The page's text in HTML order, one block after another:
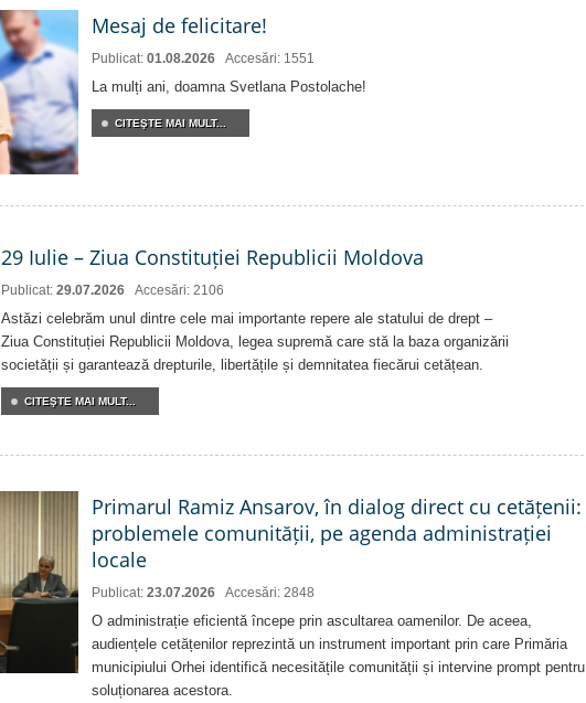
Mesaj de felicitare!
Publicat: 01.08.2026 Accesări: 1551
La mulți ani, doamna Svetlana Postolache!
CITEŞTE MAI MULT...
29 Iulie – Ziua Constituției Republicii Moldova
Publicat: 29.07.2026 Accesări: 2106
Astăzi celebrăm unul dintre cele mai importante repere ale statului de drept –
Ziua Constituției Republicii Moldova, legea supremă care stă la baza organizării
societății și garantează drepturile, libertățile și demnitatea fiecărui cetățean.
CITEŞTE MAI MULT...
Primarul Ramiz Ansarov, în dialog direct cu cetățenii:
problemele comunității, pe agenda administrației
locale
Publicat: 23.07.2026 Accesări: 2848
O administrație eficientă începe prin ascultarea oamenilor. De aceea,
audiențele cetățenilor reprezintă un instrument important prin care Primăria
municipiului Orhei identifică necesitățile comunității și intervine prompt pentru
soluționarea acestora.